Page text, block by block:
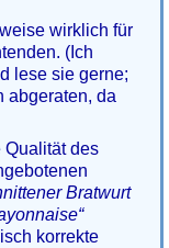
wirklich für
(Ich
lese sie gerne;
abgeraten, da
Qualität des
Bratwurt
korrekte